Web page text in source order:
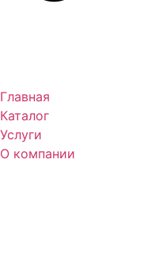
Главная
Каталог
Услуги
О компании